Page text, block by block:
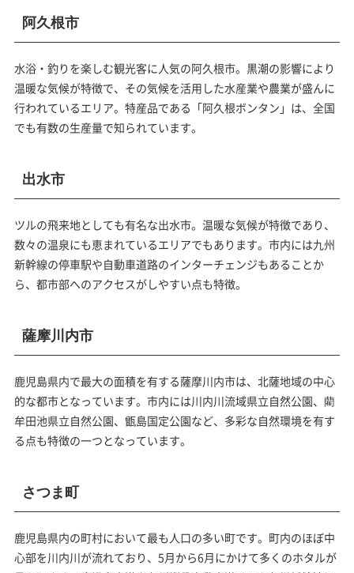
阿久根市
水浴・釣りを楽しむ観光客に人気の阿久根市。黒潮の影響により
温暖な気候が特徴で、その気候を活用した水産業や農業が盛んに
行われているエリア。特産品である「阿久根ボンタン」は、全国
でも有数の生産量で知られています。
出水市
ツルの飛来地としても有名な出水市。温暖な気候が特徴であり、
数々の温泉にも恵まれているエリアでもあります。市内には九州
新幹線の停車駅や自動車道路のインターチェンジもあることか
ら、都市部へのアクセスがしやすい点も特徴。
薩摩川内市
鹿児島県内で最大の面積を有する薩摩川内市は、北薩地域の中心
的な都市となっています。市内には川内川流域県立自然公園、藺
牟田池県立自然公園、甑島国定公園など、多彩な自然環境を有す
る点も特徴の一つとなっています。
さつま町
鹿児島県内の町村において最も人口の多い町です。町内のほぼ中
心部を川内川が流れており、5月から6月にかけて多くのホタルが